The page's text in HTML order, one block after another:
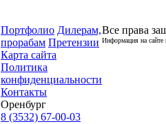
Портфолио Дилерам,
прорабам Претензии
Карта сайта
Политика
конфиденциальности
Контакты
Оренбург
8 (3532) 67-00-03
Все права
Информация на сайте